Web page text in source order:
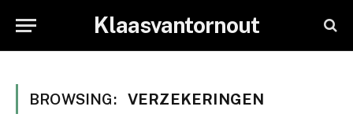
Klaasvantornout
BROWSING: VERZEKERINGEN